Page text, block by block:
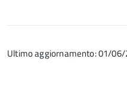
Ultimo aggiornamento: 01/06/